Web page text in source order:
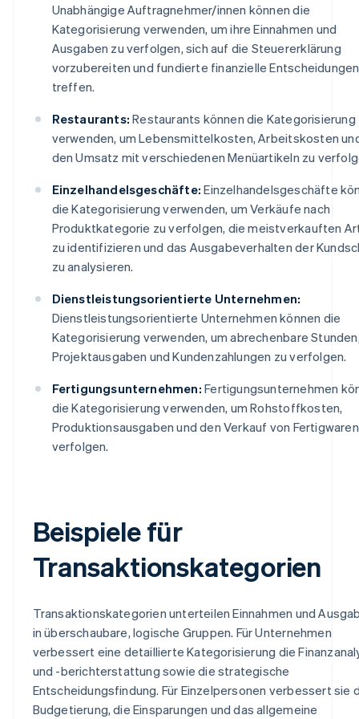
Unabhängige Auftragnehmer/innen können die
Kategorisierung verwenden, um ihre Einnahmen und
Ausgaben zu verfolgen, sich auf die Steuererklärung
vorzubereiten und fundierte finanzielle
treffen.
Restaurants: Restaurants können die Kategorisierung
verwenden, um Lebensmittelkosten, Arbeitskosten
den Umsatz mit verschiedenen Menüartikeln zu
Einzelhandelsgeschäfte: Einzelhandelsgeschäfte
die Kategorisierung verwenden, um Verkäufe nach
Produktkategorie zu verfolgen, die meistverkauften
zu identifizieren und das Ausgabeverhalten der
zu analysieren.
Dienstleistungsorientierte Unternehmen:
Dienstleistungsorientierte Unternehmen können die
Kategorisierung verwenden, um abrechenbare
Projektausgaben und Kundenzahlungen zu verfolgen.
Fertigungsunternehmen: Fertigungsunternehmen
die Kategorisierung verwenden, um Rohstoffkosten,
Produktionsausgaben und den Verkauf von
verfolgen.
Beispiele für
Transaktionskategorien
Transaktionskategorien unterteilen Einnahmen und
in überschaubare, logische Gruppen. Für Unternehmen
verbessert eine detaillierte Kategorisierung die
und -berichterstattung sowie die strategische
Entscheidungsfindung. Für Einzelpersonen verbessert sie
Budgetierung, die Einsparungen und das allgemeine